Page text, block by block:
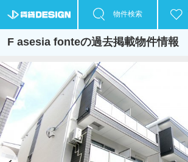
物件検索
F asesia fonteの過去掲載物件情報